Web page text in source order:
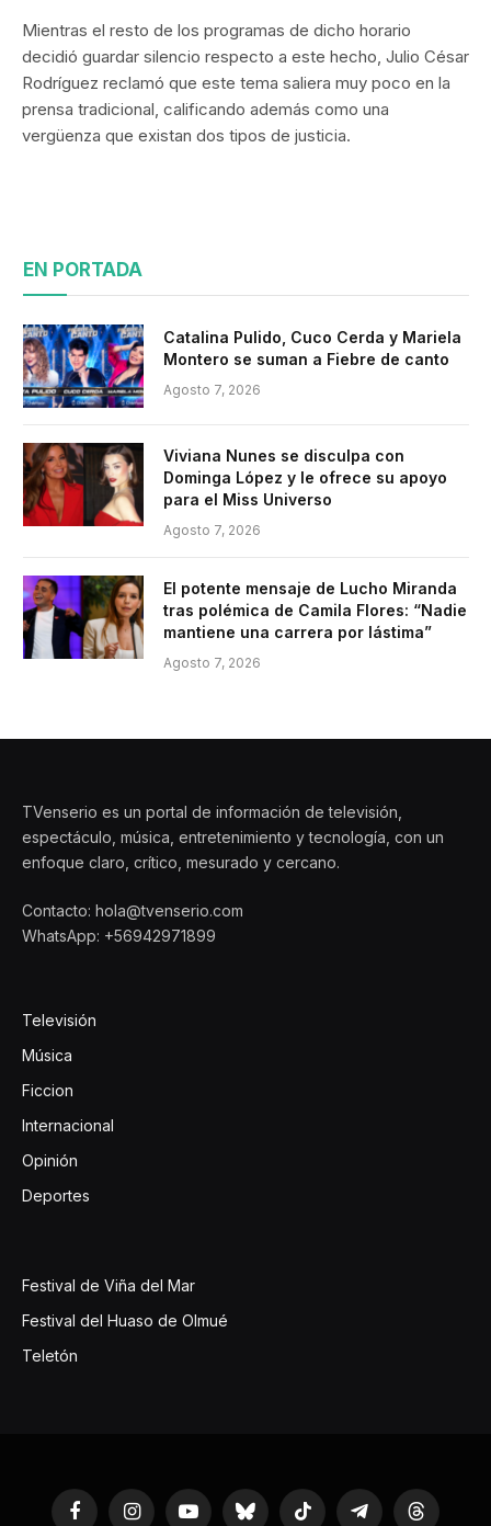
Mientras el resto de los programas de dicho horario
decidió guardar silencio respecto a este hecho, Julio César
Rodríguez reclamó que este tema saliera muy poco en la
prensa tradicional, calificando además como una
vergüenza que existan dos tipos de justicia.
EN PORTADA
Catalina Pulido, Cuco Cerda y Mariela
Montero se suman a Fiebre de canto
Agosto 7, 2026
Viviana Nunes se disculpa con
Dominga López y le ofrece su apoyo
para el Miss Universo
Agosto 7, 2026
El potente mensaje de Lucho Miranda
tras polémica de Camila Flores: “Nadie
mantiene una carrera por lástima”
Agosto 7, 2026
TVenserio es un portal de información de televisión,
espectáculo, música, entretenimiento y tecnología, con un
enfoque claro, crítico, mesurado y cercano.
Contacto: hola@tvenserio.com
WhatsApp: +56942971899
Televisión
Música
Ficcion
Internacional
Opinión
Deportes
Festival de Viña del Mar
Festival del Huaso de Olmué
Teletón
FacebookInstagramYouTubeBluesky TikTok TelegramThreads